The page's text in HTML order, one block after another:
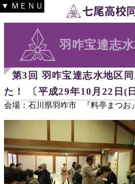
▼ ＭＥＮＵ
羽咋宝達志
第3回 羽咋宝達志水地区
た！ 〔平成29年10月22日(
会場：石川県羽咋市 『料亭まつお